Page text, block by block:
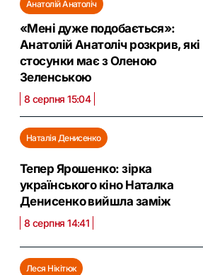
Анатолій Анатоліч
«Мені дуже подобається»:
Анатолій Анатоліч розкрив, які
стосунки має з Оленою
Зеленською
8 серпня 15:04
Наталія Денисенко
Тепер Ярошенко: зірка
українського кіно Наталка
Денисенко вийшла заміж
8 серпня 14:41
Леся Нікітюк